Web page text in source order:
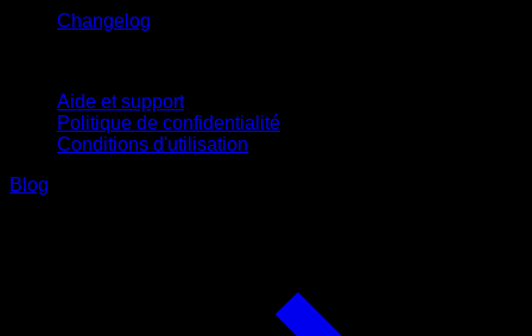
Changelog
Aide et support
Politique de confidentialité
Conditions d'utilisation
Blog